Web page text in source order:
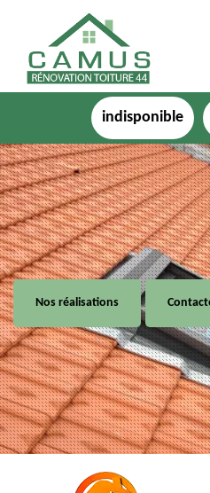
indisponible
Nos réalisations